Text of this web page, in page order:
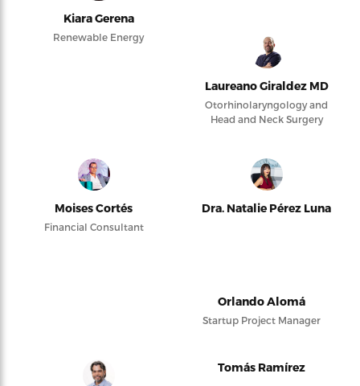
Kiara Gerena
Renewable Energy
Laureano Giraldez MD
Otorhinolaryngology and
Head and Neck Surgery
Moises Cortés
Financial Consultant
Dra. Natalie Pérez Luna
Orlando Alomá
Startup Project Manager
Tomás Ramírez